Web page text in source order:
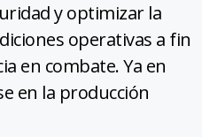
y optimizar la
operativas a fin
en combate. Ya en
en la producción